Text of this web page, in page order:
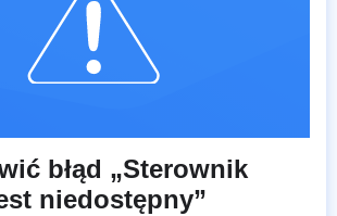
błąd „Sterownik
niedostępny”